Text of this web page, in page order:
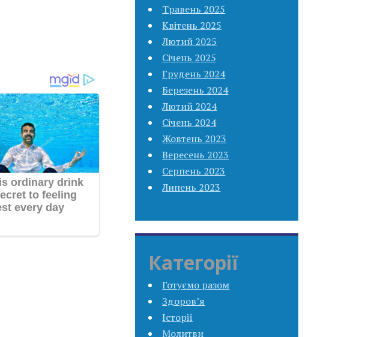
Травень 2025
Квітень 2025
Лютий 2025
Січень 2025
Грудень 2024
Березень 2024
Лютий 2024
Січень 2024
Жовтень 2023
Вересень 2023
Серпень 2023
Липень 2023
Категорії
Готуємо разом
Здоров’я
Історії
Молитви